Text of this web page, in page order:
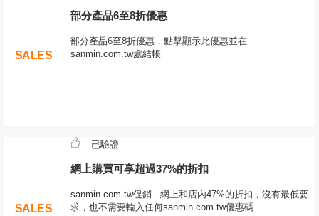
SALES
部分產品6至8折優惠
部分產品6至8折優惠，點擊顯示此優惠並在
sanmin.com.tw處結帳
SALES
已驗證
網上購買可享超過37%的折扣
sanmin.com.tw促銷 - 網上和店內47%的折扣，沒有最低要
求，也不需要輸入任何sanmin.com.tw優惠碼